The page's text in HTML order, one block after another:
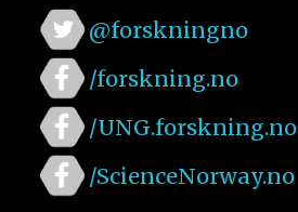
@forskningno
/forskning.no
/UNG.forskning.no
/ScienceNorway.no